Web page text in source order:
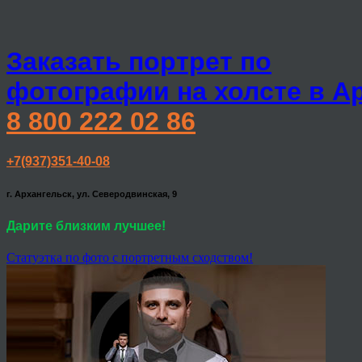
Заказать портрет по
фотографии на холсте в
8 800 222 02 86
+7(937)351-40-08
г. Архангельск, ул. Северодвинская, 9
Дарите близким лучшее!
Статуэтка по фото с портретным сходством!